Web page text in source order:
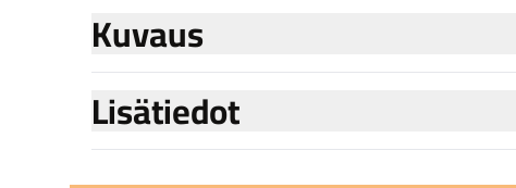
Kuvaus
Lisätiedot